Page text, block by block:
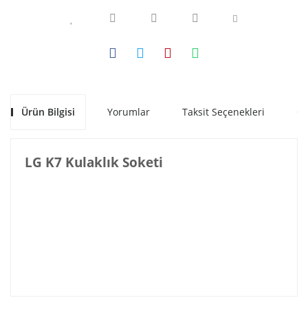
Ürün Bilgisi Yorumlar Taksit Seçenekleri
LG K7 Kulaklık Soketi